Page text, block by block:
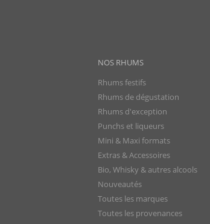
NOS RHUMS
Rhums festifs
Rhums de dégustation
Rhums d'exception
Punchs et liqueurs
Mini & Maxi formats
Extras & Accessoires
Bio, Whisky & autres alcools
Nouveautés
Toutes les marques
Toutes les provenances